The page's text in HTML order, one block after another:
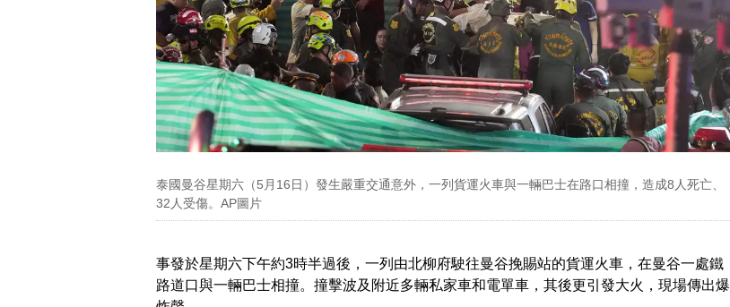
泰國曼谷星期六（5月16日）發生嚴重交通意外，一列貨運火車與一輛巴士在路口相撞，造成8人死亡、
32人受傷。AP圖片
事發於星期六下午約3時半過後，一列由北柳府駛往曼谷挽賜站的貨運火車，在曼谷一處鐵
路道口與一輛巴士相撞。撞擊波及附近多輛私家車和電單車，其後更引發大火，現場傳出爆